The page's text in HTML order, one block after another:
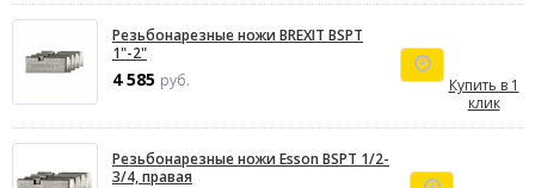
Резьбонарезные ножи BREXIT BSPT
1"-2"
4 585 руб.
Купить в 1
клик
Резьбонарезные ножи Esson BSPT 1/2-
3/4, правая